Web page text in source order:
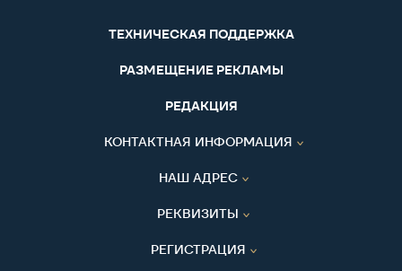
ТЕХНИЧЕСКАЯ ПОДДЕРЖКА
РАЗМЕЩЕНИЕ РЕКЛАМЫ
РЕДАКЦИЯ
КОНТАКТНАЯ ИНФОРМАЦИЯ
НАШ АДРЕС
РЕКВИЗИТЫ
РЕГИСТРАЦИЯ